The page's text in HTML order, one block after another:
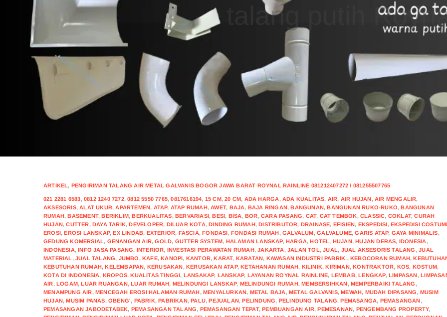
ARTIKEL, PENGIRIMAN TALANG AIR METAL GALVANIS BOGOR JAWA BARAT ROYNAL RAINLINE 081212407272 / 081255507765
021 2281 6583,0812 1240 7272,0812 5550 7765,0817616194, 15 CM,20 CM, ADA HARGA, ADA KUALITAS, AIR, AIR HUJAN, AIR MENGALIR,
AKSESORIS,ALAT UKUR,APARTEMEN, ATAP, ATAP RUMAH,AWET, BAJA, BAJA RINGAN,BANGUNAN,BANGUNAN RUKO-RUKO,BANGUNAN
RUMAH,BASEMENT,BERIKLIM,BERKUALITAS,BERVARIASI,BESI, BISA, BOR, CARA PASANG, CAT, CAT TEMBOK, CLASSIC, COKLAT,CURAH
HUJAN,CUTTER,DAYA TARIK,DEVELOPER, DILUAR KOTA,DINDING RUMAH,DISTRIBUTOR, DRAINASE, EFISIEN, EKSPEDISI, EKSPEDISI
EROSI,EROSI LANSKAP,EX LINDAB, EXTERIOR, FASCIA,FONDASI,FONDASI RUMAH,GALVALUM,GALVALUME,GARIS ATAP, GAYA MINIMALIS,
GEDUNG KOMERSIAL, GENANGAN AIR,GOLD, GUTTER SYSTEM, HALAMAN LANSKAP,HARGA,HOTEL, HUJAN,HUJAN DERAS, IDONESIA,
INDONESIA,INFO JASA PASANG, INTERIOR, INVESTASI PERAWATAN RUMAH,JAKARTA,JALAN TOL,JUAL, JUAL AKSESORIS TALANG ,JUAL
MATERIAL ,JUAL TALANG, JUMBO ,KAFE,KANOPI, KANTOR,KARAT, KARATAN, KAWASAN INDUSTRI PABRIK., KEBOCORAN RUMAH,
KEBUTUHAN RUMAH,KELEMBAPAN, KERUSAKAN,KERUSAKAN ATAP,KETAHANAN RUMAH, KILINIK,KIRIMAN,KONTRAKTOR, KOS, KOSTUM,
KOTA DI INDONESIA, KROPOS,KUALITAS TINGGI, LANSAKAP, LANSKAP, LAYANAN ROYNAL RAINLINE, LEMBAB,LENGKAP,LIMPASAN,
AIR,LOGAM,LUAR RUANGAN,LUAR RUMAH, MELINDUNGI LANSKAP, MELINDUNGI RUMAH,MEMBERSIHKAN,MEMPERBAIKI TALANG ,
MENAMPUNG AIR,MENCEGAH EROSI HALAMAN RUMAH,MENYALURKAN, METAL BAJA,METAL GALVANIS,MEWAH, MUDAH DIPASANG, MUSIM
HUJAN,MUSIM PANAS,OBENG', PABRIK,PABRIKAN,PALU,PEJUALAN,PELINDUNG, PELINDUNG TALANG,PEMASANGA, PEMASANGAN,
PEMASANGAN JABODETABEK, PEMASANGAN TALANG, PEMASANGAN TEPAT,PEMBUANGAN AIR,PEMESANAN, PENGEMBANG PROPERTY,